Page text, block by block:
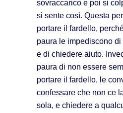
sovraccarico e poi si
si sente così. Questa
portare il fardello,
paura le impediscono
e di chiedere aiuto.
paura di non essere
portare il fardello, le
confessare che non ce
sola, e chiedere a